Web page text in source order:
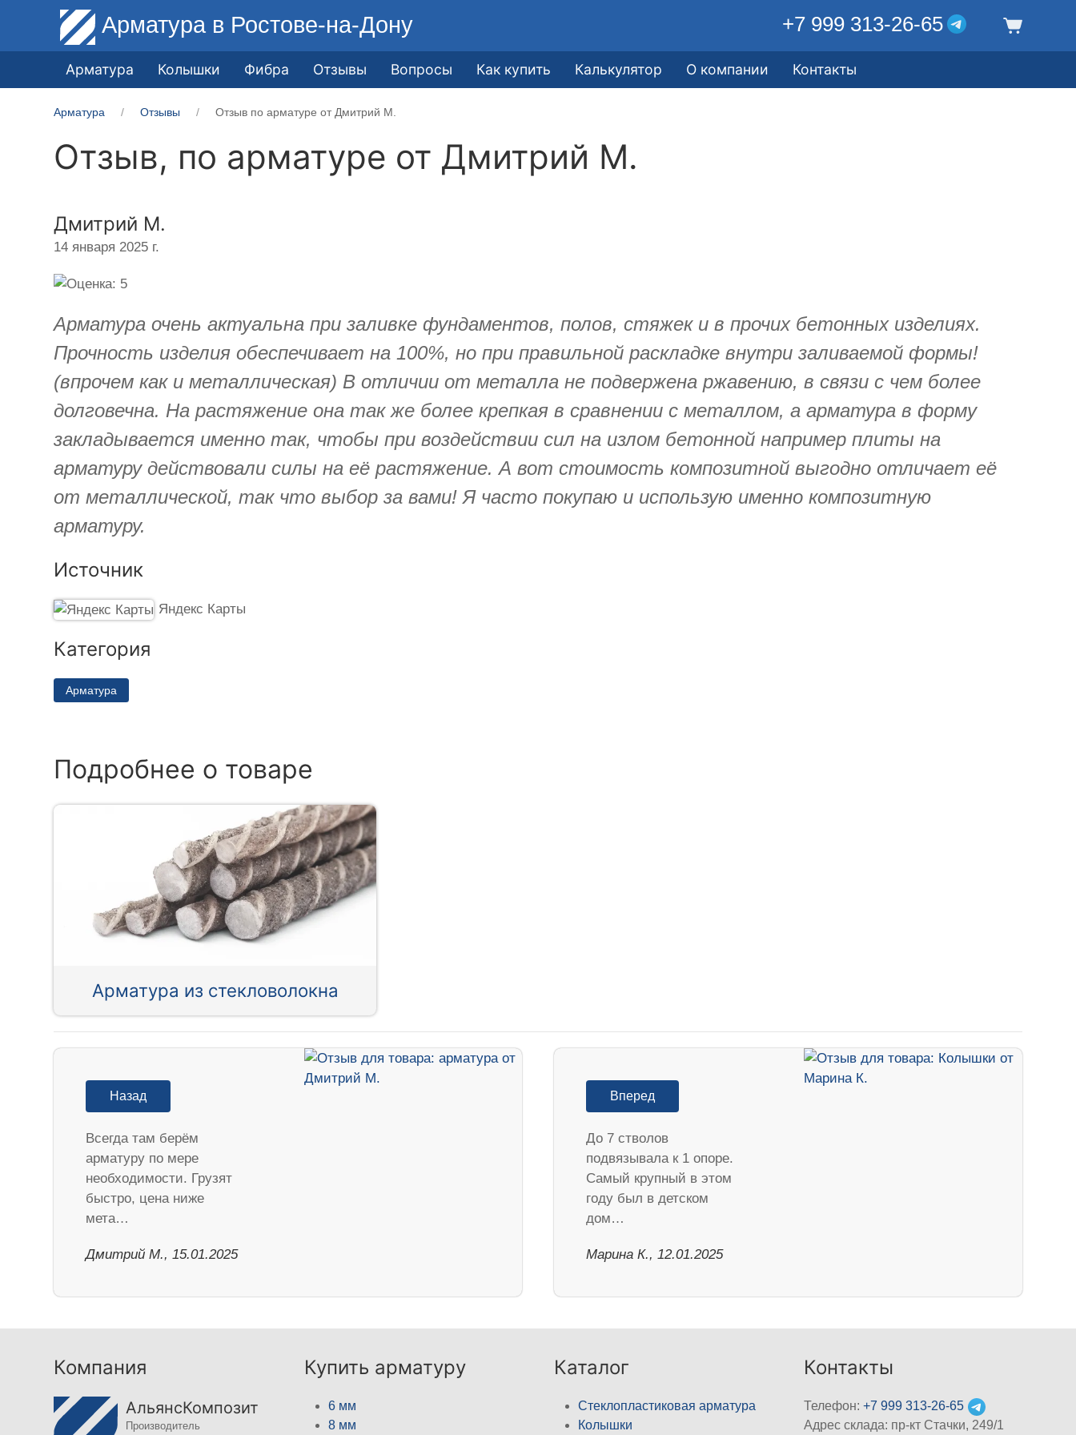
Арматура в Ростове-на-Дону +7 999 313-26-65
Арматура Колышки Фибра Отзывы Вопросы Как купить Калькулятор О компании Контакты
Арматура Отзывы Отзыв по арматуре от Дмитрий М.
Отзыв, по арматуре от Дмитрий М.
Дмитрий М.
14 января 2025 г.
Арматура очень актуальна при заливке фундаментов, полов, стяжек и в прочих бетонных изделиях.
Прочность изделия обеспечивает на 100%, но при правильной раскладке внутри заливаемой формы!
(впрочем как и металлическая) В отличии от металла не подвержена ржавению, в связи с чем более
долговечна. На растяжение она так же более крепкая в сравнении с металлом, а арматура в форму
закладывается именно так, чтобы при воздействии сил на излом бетонной например плиты на
арматуру действовали силы на её растяжение. А вот стоимость композитной выгодно отличает её
от металлической, так что выбор за вами! Я часто покупаю и использую именно композитную
арматуру.
Источник
Яндекс Карты
Категория
Арматура
Подробнее о товаре
Арматура из стекловолокна
Назад
Всегда там берём
арматуру по мере
необходимости. Грузят
быстро, цена ниже
мета…
Дмитрий М., 15.01.2025
Вперед
До 7 стволов
подвязывала к 1 опоре.
Самый крупный в этом
году был в детском
дом…
Марина К., 12.01.2025
Компания
АльянсКомпозит
Производитель
Купить арматуру
6 мм
8 мм
Каталог
Стеклопластиковая арматура
Колышки
Контакты
Телефон:+7 999 313-26-65
Адрес склада: пр-кт Стачки, 249/1